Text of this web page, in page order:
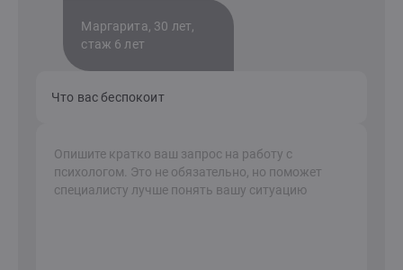
Маргарита, 30 лет,
стаж 6 лет
Что вас беспокоит